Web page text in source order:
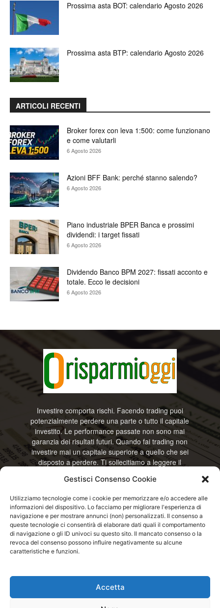
Gestisci Consenso Cookie
Utilizziamo tecnologie come i cookie per memorizzare e/o accedere alle
informazioni del dispositivo. Lo facciamo per migliorare l'esperienza di
navigazione e per mostrare annunci (non) personalizzati. Il consenso a
queste tecnologie ci consentirà di elaborare dati quali il comportamento
di navigazione o gli ID univoci su questo sito. Il mancato consenso o la
revoca del consenso possono influire negativamente su alcune
caratteristiche e funzioni.
Accetta
Prossima asta BOT: calendario Agosto 2026
Prossima asta BTP: calendario Agosto 2026
ARTICOLI RECENTI
Broker forex con leva 1:500: come funzionano
e come valutarli
6 Agosto 2026
Azioni BFF Bank: perché stanno salendo?
6 Agosto 2026
Piano industriale BPER Banca e prossimi
dividendi: i target fissati
6 Agosto 2026
Dividendo Banco BPM 2027: fissati acconto e
totale. Ecco le decisioni
6 Agosto 2026
Investire comporta rischi. Facendo trading puoi
potenzialmente perdere una parte o tutto il capitale
investito. Le performance passate non sono mai
garanzia dei risultati futuri. Quando fai trading non
investire mai un capitale superiore a quello che sei
disposto a perdere. Ti sollecitiamo a leggere il
RisparmiOggi non offre alcun genere di consulenza
e non si assume la responsabilità sull’utilizzo delle
informazioni riportate. Continuando ad accedere o
a usare questo sito o ogni servizio disponibile
questo sito, dichiari di accettare termini e condizioni
previste. © RisparmiOggi
Contattaci:
Disclaimer / Avviso sui rischi